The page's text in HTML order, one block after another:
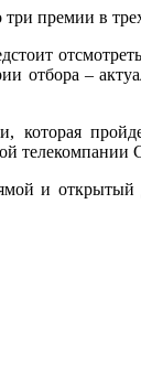
премии в
–
которая
телекомпании
и